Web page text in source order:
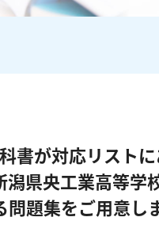
書が対応リスト
県央工業高等学
題集をご用意し